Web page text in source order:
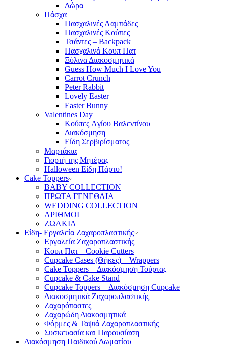
Δώρα
Πάσχα
Πασχαλινές Λαμπάδες
Πασχαλινές Κούπες
Τσάντες – Backpack
Πασχαλινά Κουπ Πατ
Ξύλινα Διακοσμητικά
Guess How Much I Love You
Carrot Crunch
Peter Rabbit
Lovely Easter
Easter Bunny
Valentines Day
Κούπες Aγίου Βαλεντίνου
Διακόσμηση
Είδη Σερβιρίσματος
Μαρτάκια
Γιορτή της Μητέρας
Halloween Είδη Πάρτυ!
Cake Toppers
BABY COLLECTION
ΠΡΩΤΑ ΓΕΝΕΘΛΙΑ
WEDDING COLLECTION
ΑΡΙΘΜΟΙ
ΖΩΑΚΙΑ
Είδη- Εργαλεία Ζαχαροπλαστικής
Εργαλεία Ζαχαροπλαστικής
Κουπ Πατ – Cookie Cutters
Cupcake Cases (Θήκες) – Wrappers
Cake Toppers – Διακόσμηση Τούρτας
Cupcake & Cake Stand
Cupcake Toppers – Διακόσμηση Cupcake
Διακοσμητικά Ζαχαροπλαστικής
Ζαχαρόπαστες
Ζαχαρώδη Διακοσμητικά
Φόρμες & Ταψιά Ζαχαροπλαστικής
Συσκευασία και Παρουσίαση
Διακόσμηση Παιδικού Δωματίου